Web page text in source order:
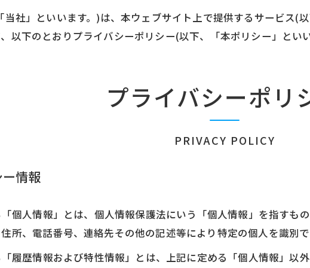
社」といいます。)は、本ウェブサイト上で提供するサービス(
以下のとおりプライバシーポリシー(以下、「本ポリシー」とい
プライバシーポリ
PRIVACY POLICY
情報
個人情報」とは、個人情報保護法にいう「個人情報」を指すも
所、電話番号、連絡先その他の記述等により特定の個人を識別で
履歴情報および特性情報」とは、上記に定める「個人情報」以